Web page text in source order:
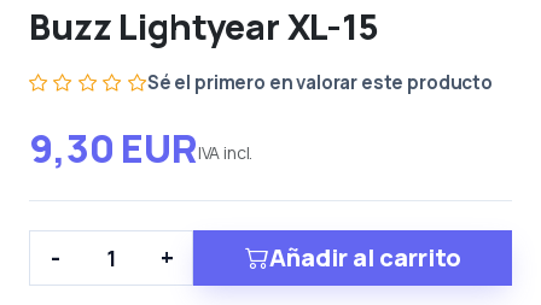
Buzz Lightyear XL-15
Sé el primero en valorar este producto
9,30 EURIVA incl.
- + Añadir al carrito